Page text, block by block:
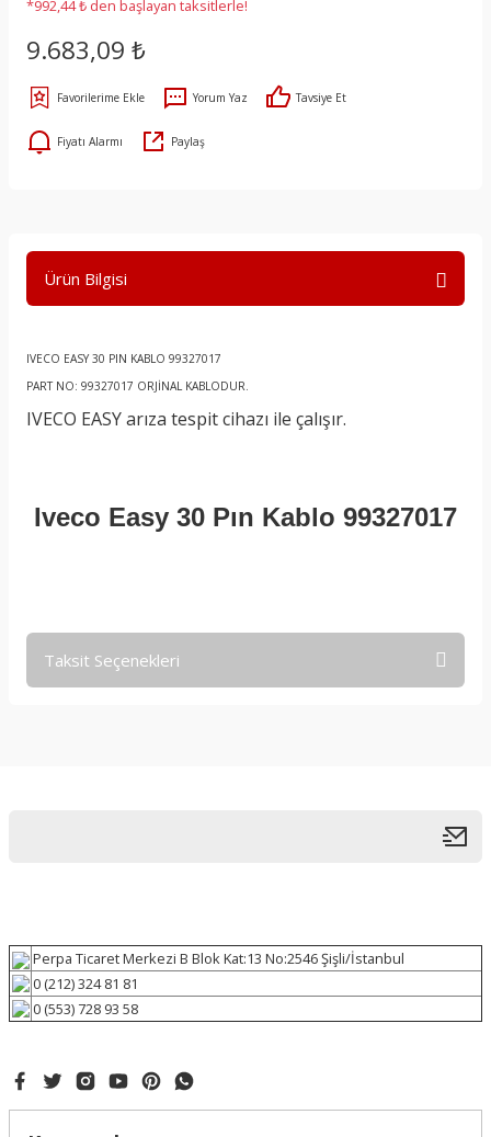
*992,44 ₺ den başlayan taksitlerle!
9.683,09 ₺
Yorum Yaz Tavsiye Et
Fiyatı Alarmı Paylaş
Ürün Bilgisi
IVECO EASY 30 PIN KABLO 99327017
PART NO: 99327017 ORJİNAL KABLODUR.
IVECO EASY arıza tespit cihazı ile çalışır.
Iveco Easy 30 Pın Kablo 99327017
Taksit Seçenekleri
Perpa Ticaret Merkezi B Blok Kat:13 No:2546 Şişli/İstanbul
0 (212) 324 81 81
0 (553) 728 93 58